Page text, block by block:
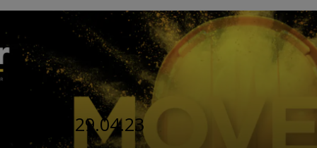
DATA 29.04.23